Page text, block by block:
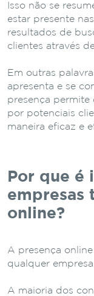
Isso não se
estar presente
resultados de
clientes através
Em outras
apresenta e se
presença permite
por potenciais
maneira eficaz e
Por que é
empresas
online?
A presença
qualquer
A maioria dos